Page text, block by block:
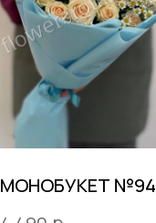
МОНОБУКЕТ №94